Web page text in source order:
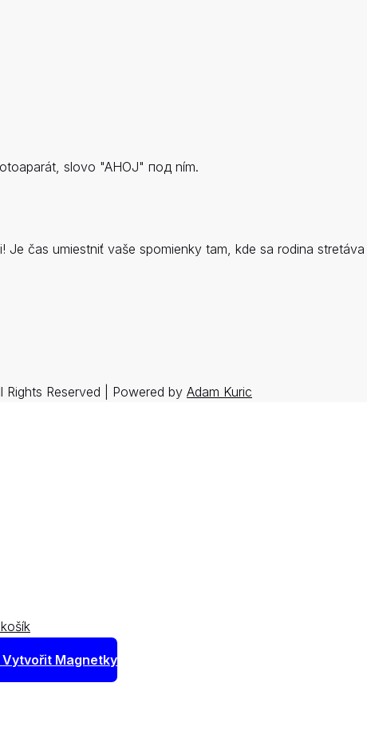
Je čas umiestniť vaše spomienky tam, kde sa rodina
Reserved | Powered by Adam Kuric
Vytvořit Magnetky